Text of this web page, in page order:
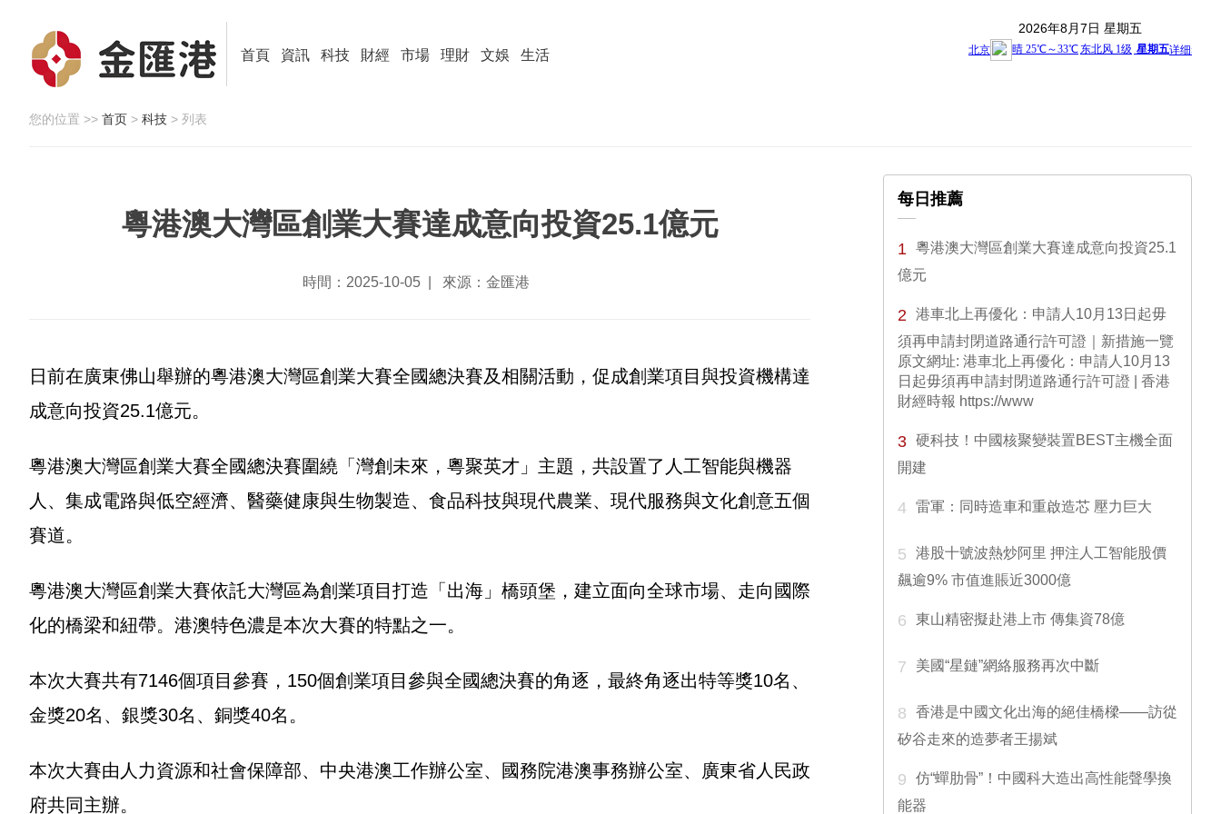
首頁 資訊 科技 財經 市場 理財 文娛 生活
2026年8月7日 星期五
您的位置 >> 首页 > 科技 > 列表
粵港澳大灣區創業大賽達成意向投資25.1億元
時間：2025-10-05 | 來源：金匯港
日前在廣東佛山舉辦的粵港澳大灣區創業大賽全國總決賽及相關活動，促成創業項目與投資機構達
成意向投資25.1億元。
粵港澳大灣區創業大賽全國總決賽圍繞「灣創未來，粵聚英才」主題，共設置了人工智能與機器
人、集成電路與低空經濟、醫藥健康與生物製造、食品科技與現代農業、現代服務與文化創意五個
賽道。
粵港澳大灣區創業大賽依託大灣區為創業項目打造「出海」橋頭堡，建立面向全球市場、走向國際
化的橋梁和紐帶。港澳特色濃是本次大賽的特點之一。
本次大賽共有7146個項目參賽，150個創業項目參與全國總決賽的角逐，最終角逐出特等獎10名、
金獎20名、銀獎30名、銅獎40名。
本次大賽由人力資源和社會保障部、中央港澳工作辦公室、國務院港澳事務辦公室、廣東省人民政
府共同主辦。
每日推薦
1 粵港澳大灣區創業大賽達成意向投資25.1
億元
2 港車北上再優化：申請人10月13日起毋
須再申請封閉道路通行許可證｜新措施一覽
原文網址: 港車北上再優化：申請人10月13
日起毋須再申請封閉道路通行許可證 | 香港
財經時報 https://www
3 硬科技！中國核聚變裝置BEST主機全面
開建
4 雷軍：同時造車和重啟造芯 壓力巨大
5
港股十號波熱炒阿里 押注人工智能股價
飆逾9% 市值進賬近3000億
6 東山精密擬赴港上市 傳集資78億
7 美國“星鏈”網絡服務再次中斷
8
香港是中國文化出海的絕佳橋樑——訪從
矽谷走來的造夢者王揚斌
9
仿“蟬肋骨”！中國科大造出高性能聲學換
能器